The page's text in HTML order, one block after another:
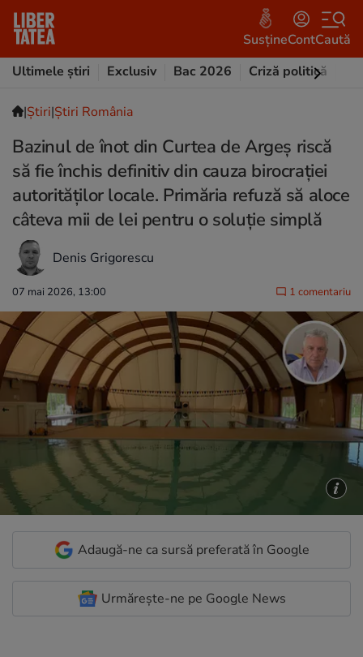
SusțineContCaută
Ultimele știri
Exclusiv Bac 2026 Criză politică
|Ştiri|Știri România
Bazinul de înot din Curtea de Argeș riscă
să fie închis definitiv din cauza birocrației
autorităților locale. Primăria refuză să aloce
câteva mii de lei pentru o soluție simplă
Denis Grigorescu
07 mai 2026, 13:00 1 comentariu
Adaugă-ne ca sursă preferată în Google
Urmărește-ne pe Google News